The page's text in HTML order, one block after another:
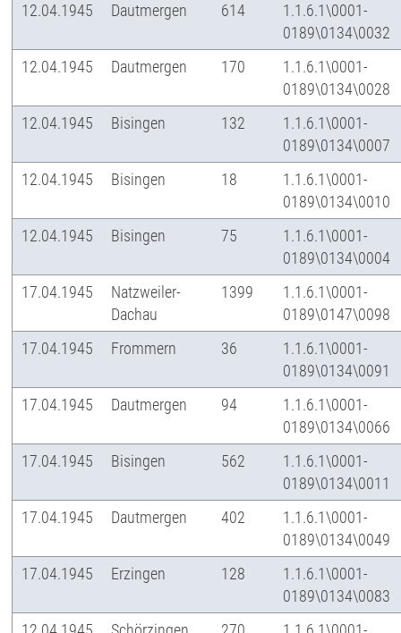
12.04.1945
Dautmergen 614
1.1.6.1\0001-
0189\0134\0032
12.04.1945
Dautmergen 170
1.1.6.1\0001-
0189\0134\0028
12.04.1945
Bisingen 132
1.1.6.1\0001-
0189\0134\0007
12.04.1945
Bisingen 18
1.1.6.1\0001-
0189\0134\0010
12.04.1945
Bisingen 75
1.1.6.1\0001-
0189\0134\0004
17.04.1945
Natzweiler-
Dachau
1399
1.1.6.1\0001-
0189\0147\0098
17.04.1945
Frommern 36
1.1.6.1\0001-
0189\0134\0091
17.04.1945
Dautmergen 94
1.1.6.1\0001-
0189\0134\0066
17.04.1945
Bisingen 562
1.1.6.1\0001-
0189\0134\0011
17.04.1945
Dautmergen 402
1.1.6.1\0001-
0189\0134\0049
17.04.1945
Erzingen 128
1.1.6.1\0001-
0189\0134\0083